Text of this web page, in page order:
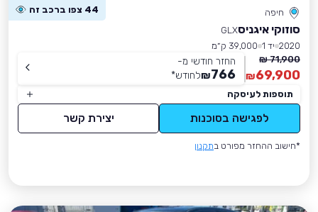
חיפה 44 צפו ברכב זה
סוזוקי איגניסGLX
2020 יד 1
39,000 ק״מ
71,900 ₪
69,900
₪
החזר חודשי מ-
766
₪לחודש*
תוספות לעיסקה
לפגישה בסוכנות יצירת קשר
*חישוב ההחזר מפורט בתקנון